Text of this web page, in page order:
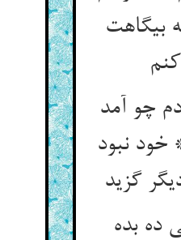
بیگاهت
کنم
چو آمد
نبود
گزید
ده بده